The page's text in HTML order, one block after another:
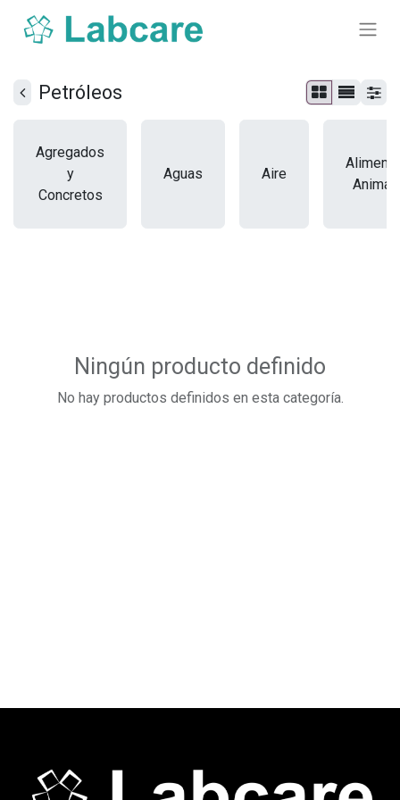
Petróleos
Agregados
y
Concretos
Aguas Aire
Alimento
Animal
Ningún producto definido
No hay productos definidos en esta categoría.